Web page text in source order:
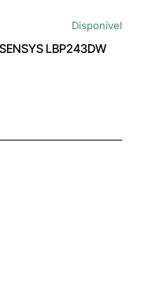
Disponível
LBP243DW